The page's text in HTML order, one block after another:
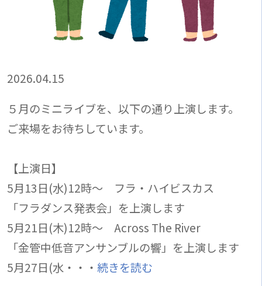
2026.04.15
５月のミニライブを、以下の通り上演します。
ご来場をお待ちしています。
【上演日】
5月13日(水)12時～ フラ・ハイビスカス
「フラダンス発表会」を上演します
5月21日(木)12時～ Across The River
「金管中低音アンサンブルの響」を上演します
5月27日(水・・・ 続きを読む